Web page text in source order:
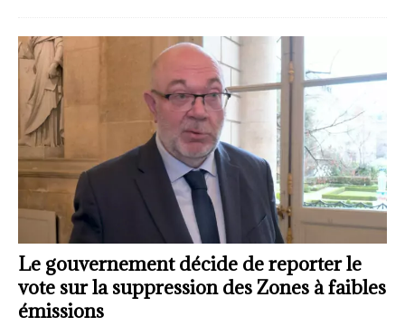
Le gouvernement décide de reporter le
vote sur la suppression des Zones à faibles
émissions